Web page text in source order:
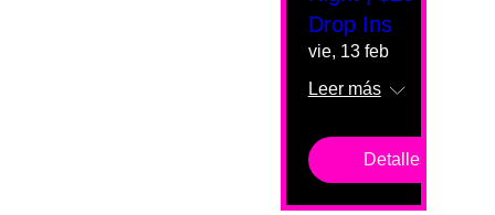
Drop Ins
vie, 13 feb
Leer más
Detalles